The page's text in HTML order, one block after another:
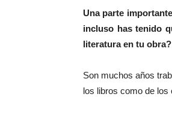
Una parte
incluso has tenido
literatura en tu obra?
Son muchos años
los libros como de